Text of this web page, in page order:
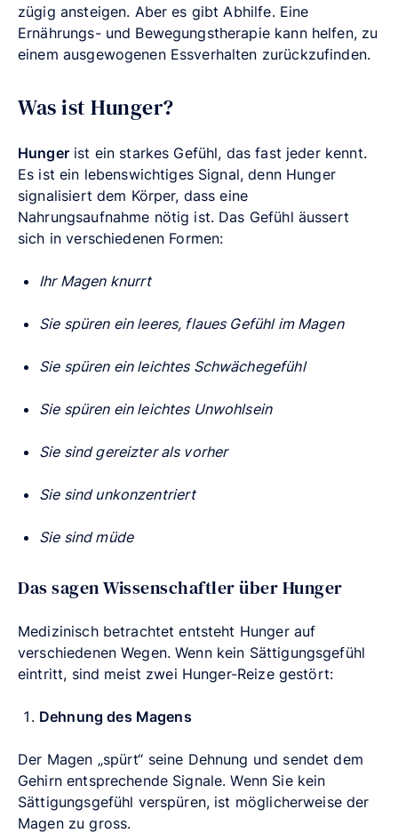
zügig ansteigen. Aber es gibt Abhilfe. Eine
Ernährungs- und Bewegungstherapie kann helfen, zu
einem ausgewogenen Essverhalten zurückzufinden.
Was ist Hunger?
Hungerist ein starkes Gefühl, das fast jeder kennt.
Es ist ein lebenswichtiges Signal, denn Hunger
signalisiert dem Körper, dass eine
Nahrungsaufnahme nötig ist. Das Gefühl äussert
sich in verschiedenen Formen:
Ihr Magen knurrt
Sie spüren ein leeres, flaues Gefühl im Magen
Sie spüren ein leichtes Schwächegefühl
Sie spüren ein leichtes Unwohlsein
Sie sind gereizter als vorher
Sie sind unkonzentriert
Sie sind müde
Das sagen Wissenschaftler über Hunger
Medizinisch betrachtet entsteht Hunger auf
verschiedenen Wegen. Wenn kein Sättigungsgefühl
eintritt, sind meist zwei Hunger-Reize gestört:
Dehnung des Magens
Der Magen „spürt“ seine Dehnung und sendet dem
Gehirn entsprechende Signale. Wenn Sie kein
Sättigungsgefühl verspüren, ist möglicherweise der
Magen zu gross.